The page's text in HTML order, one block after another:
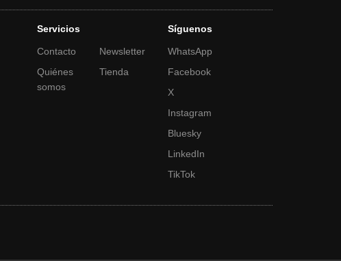
Servicios
Contacto
Quiénes
somos
Newsletter
Tienda
Síguenos
WhatsApp
Facebook
X
Instagram
Bluesky
LinkedIn
TikTok